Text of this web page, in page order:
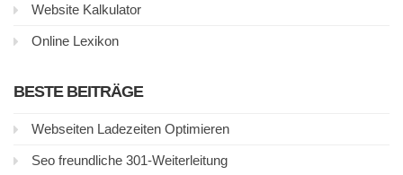
Website Kalkulator
Online Lexikon
BESTE BEITRÄGE
Webseiten Ladezeiten Optimieren
Seo freundliche 301-Weiterleitung